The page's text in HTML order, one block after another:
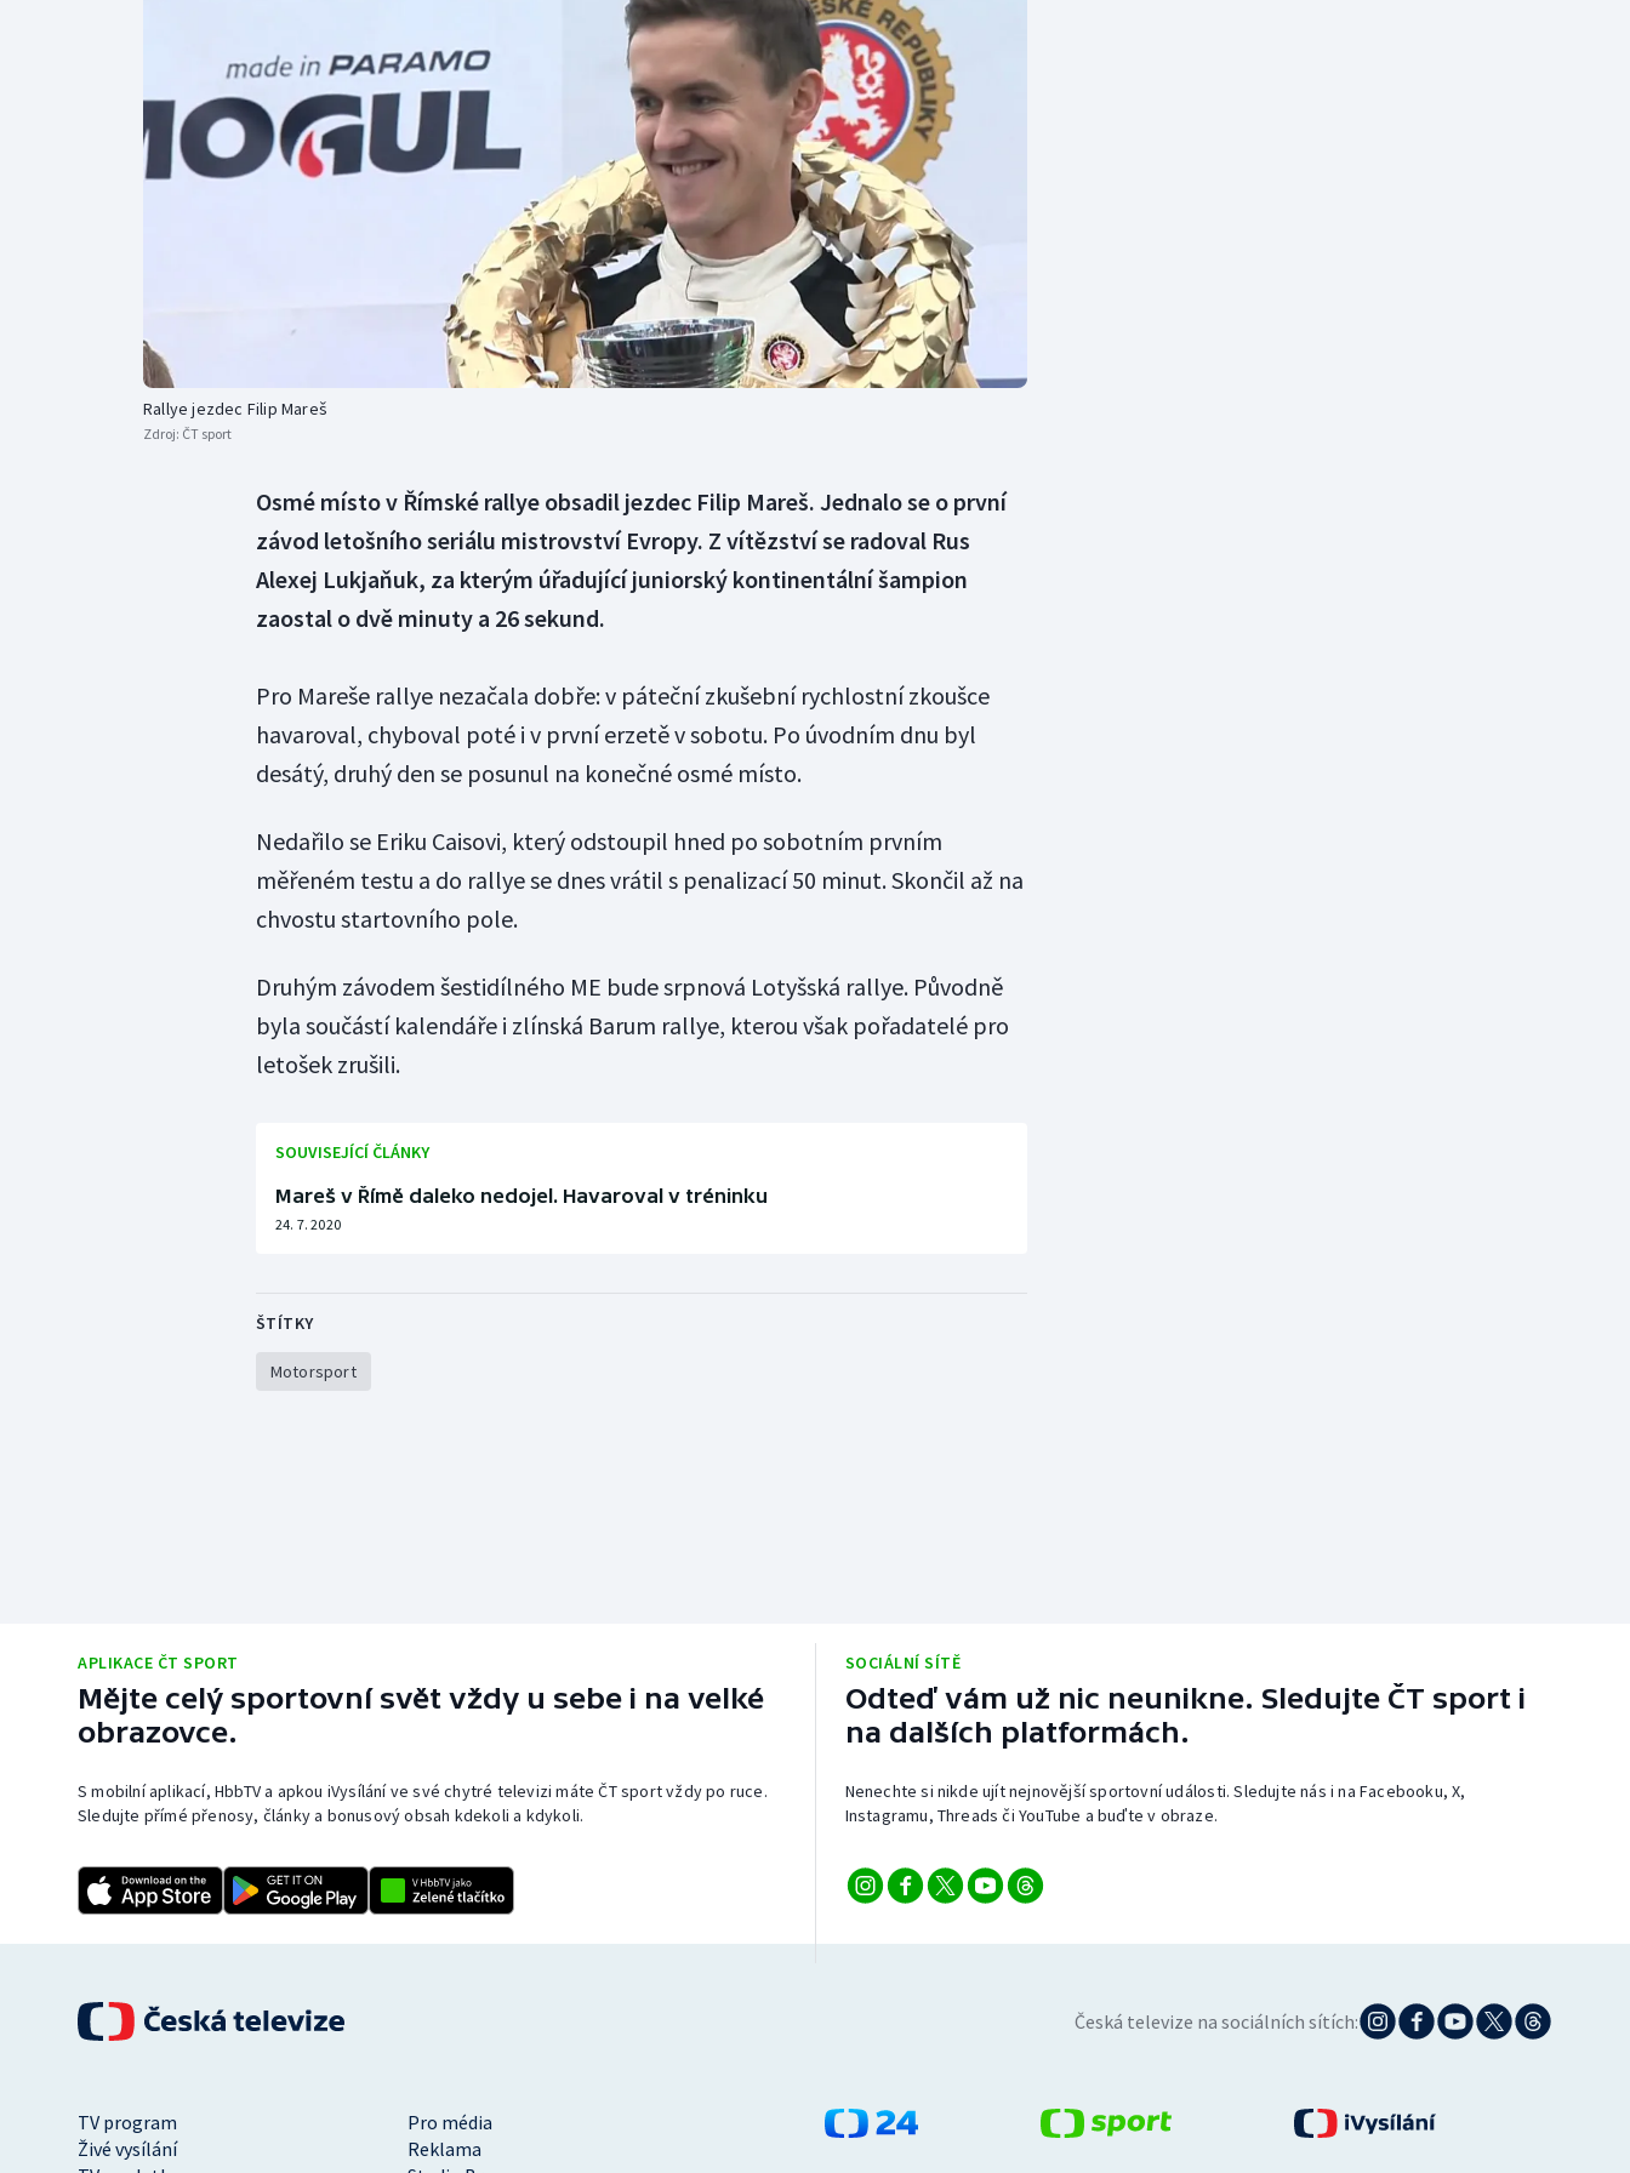
Dostihy
Florbal
Futsal
Gymnastika
Moderní pětiboj
Motorsport
Olympijské hry
Parasport
Plavání
Plážový volejbal
Triatlon
Veslování
Vodní slalom
Volejbal
Ostatní
Rallye jezdec Filip Mareš
Zdroj: ČT sport
Osmé místo v Římské rallye obsadil jezdec Filip Mareš. Jednalo se o první
závod letošního seriálu mistrovství Evropy. Z vítězství se radoval Rus
Alexej Lukjaňuk, za kterým úřadující juniorský kontinentální šampion
zaostal o dvě minuty a 26 sekund.
Pro Mareše rallye nezačala dobře: v páteční zkušební rychlostní zkoušce
havaroval, chyboval poté i v první erzetě v sobotu. Po úvodním dnu byl
desátý, druhý den se posunul na konečné osmé místo.
Nedařilo se Eriku Caisovi, který odstoupil hned po sobotním prvním
měřeném testu a do rallye se dnes vrátil s penalizací 50 minut. Skončil až na
chvostu startovního pole.
Druhým závodem šestidílného ME bude srpnová Lotyšská rallye. Původně
byla součástí kalendáře i zlínská Barum rallye, kterou však pořadatelé pro
letošek zrušili.
SOUVISEJÍCÍ ČLÁNKY
Mareš v Římě daleko nedojel. Havaroval v tréninku
24. 7. 2020
ŠTÍTKY
Motorsport
APLIKACE ČT SPORT
Mějte celý sportovní svět vždy u sebe i na velké
obrazovce.
S mobilní aplikací, HbbTV a apkou iVysílání ve své chytré televizi máte ČT sport vždy po ruce.
Sledujte přímé přenosy, články a bonusový obsah kdekoli a kdykoli.
SOCIÁLNÍ SÍTĚ
Odteď vám už nic neunikne. Sledujte ČT sport i
na dalších platformách.
Nenechte si nikde ujít nejnovější sportovní události. Sledujte nás i na Facebooku, X,
Instagramu, Threads či YouTube a buďte v obraze.
Česká televize na sociálních sítích:
TV program
Pro média
Živé vysílání
Reklama